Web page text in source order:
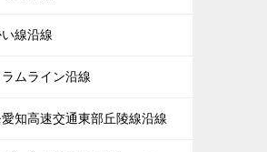
い線沿線
ムライン沿線
愛知高速交通東部丘陵線沿線